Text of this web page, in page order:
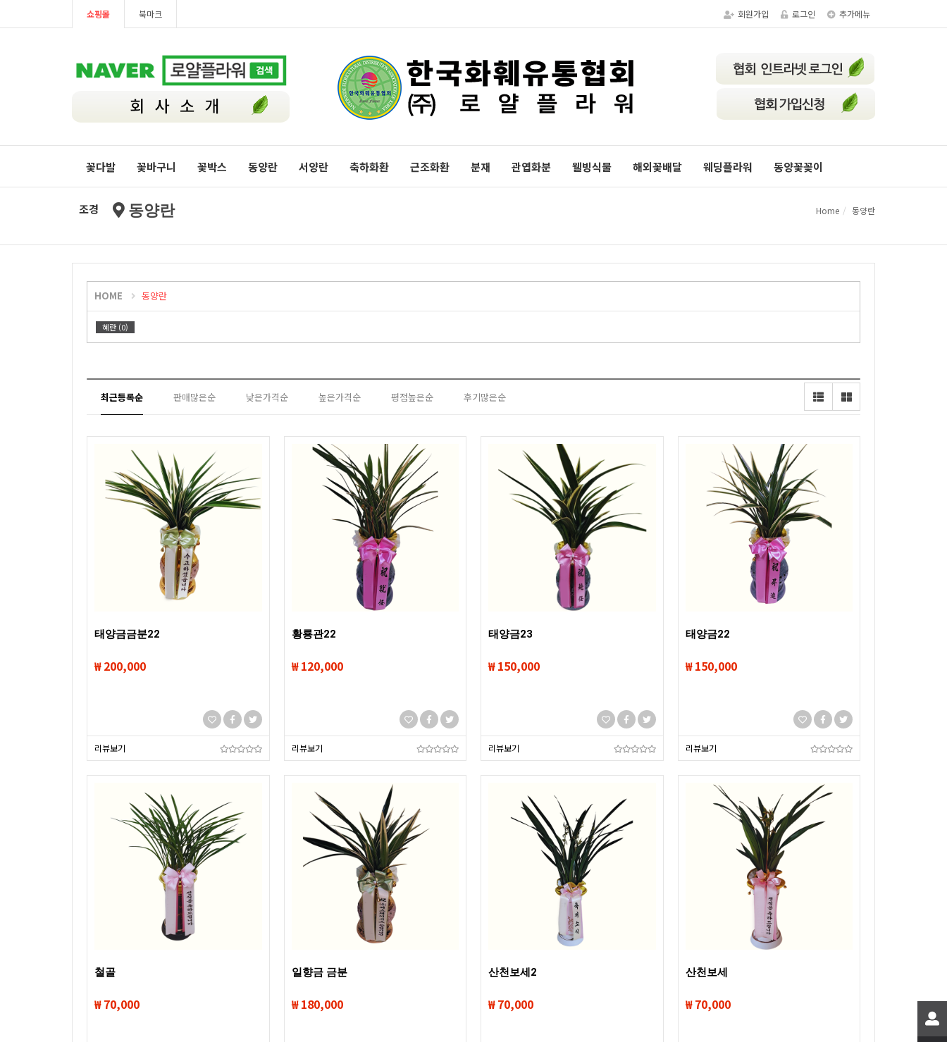
쇼핑몰 북마크 회원가입 로그인 추가메뉴
꽃다발 꽃바구니 꽃박스 동양란 서양란 축하화환 근조화환 분재 관엽화분 웰빙식물 해외꽃배달 웨딩플라워 동양꽃꽂이
조경 동양란 Home 동양란
HOME 동양란
혜란 (0)
최근등록순 판매많은순 낮은가격순 높은가격순 평점높은순 후기많은순
태양금금분22
₩ 200,000
리뷰보기
황룡관22
₩ 120,000
리뷰보기
태양금23
₩ 150,000
리뷰보기
태양금22
₩ 150,000
리뷰보기
철골
₩ 70,000
일향금 금분
₩ 180,000
산천보세2
₩ 70,000
산천보세
₩ 70,000